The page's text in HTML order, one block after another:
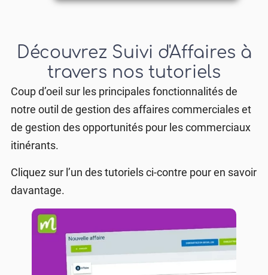
Découvrez Suivi d'Affaires à
travers nos tutoriels
Coup d’oeil sur les principales fonctionnalités de
notre outil de gestion des affaires commerciales et
de gestion des opportunités pour les commerciaux
itinérants.
Cliquez sur l’un des tutoriels ci-contre pour en savoir
davantage.